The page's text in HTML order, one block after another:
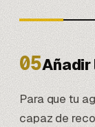
05Añadir
Para que tu
capaz de